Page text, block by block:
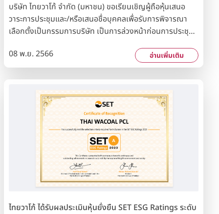
บริษัท ไทยวาโก้ จำกัด (มหาชน) ขอเรียนเชิญผู้ถือหุ้นเสนอ
วาระการประชุมและ/หรือเสนอชื่อบุคคลเพื่อรับการพิจารณา
เลือกตั้งเป็นกรรมการบริษัท เป็นการล่วงหน้าก่อนการประชุม
ตามหลักเกณฑ์ที่บริษัทฯ กำหนด ได้ตั้งแต่วันที่ 1 - 31 ธันวาคม
2566 หลักเกณฑ์การให้สิทธิผู้ถือหุ้นเสนอเรื่องเพื่อบรรจุเป็น
วาระการประชุมและ/หรือเสนอชื่อบุคคลเพื่อรับการพิจารณา
เลือกตั้งเป็นกรรมการบริษัทในการประชุมสามัญผู้ถือหุ้นประจำ
08 พ.ย. 2566 อ่านเพิ่มเติม
ไทยวาโก้ ได้รับผลประเมินหุ้นยั่งยืน SET ESG Ratings ระดับ